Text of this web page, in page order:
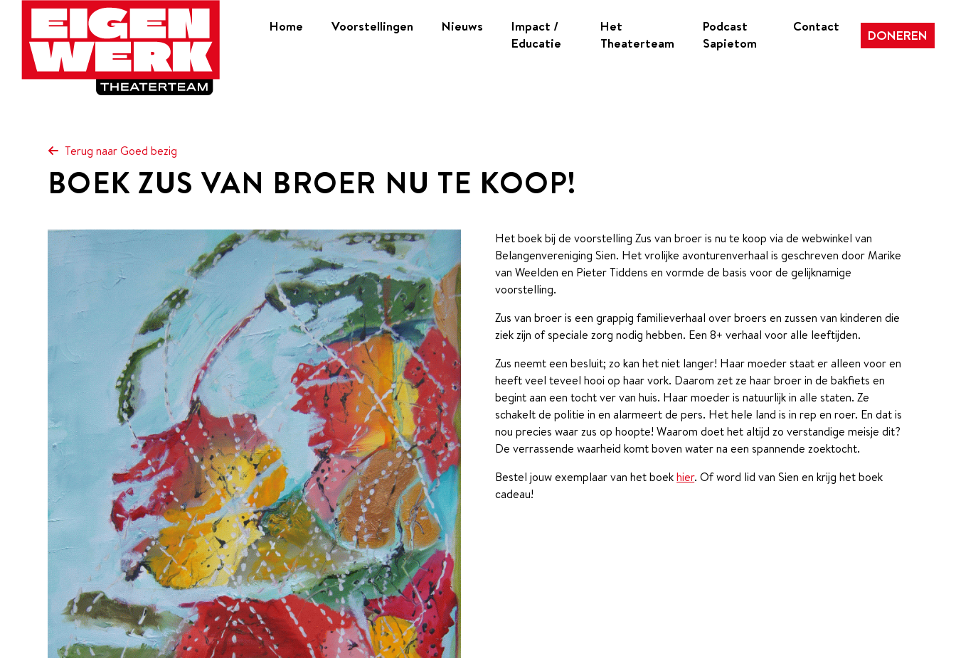
Home Voorstellingen Nieuws
Impact /
Educatie
Het
Theaterteam
Podcast
Sapietom
Contact
DONEREN
Terug naar Goed bezig
BOEK ZUS VAN BROER NU TE KOOP!
Het boek bij de voorstelling Zus van broer is nu te koop via de webwinkel van
Belangenvereniging Sien. Het vrolijke avonturenverhaal is geschreven door Marike
van Weelden en Pieter Tiddens en vormde de basis voor de gelijknamige
voorstelling.
Zus van broer is een grappig familieverhaal over broers en zussen van kinderen die
ziek zijn of speciale zorg nodig hebben. Een 8+ verhaal voor alle leeftijden.
Zus neemt een besluit; zo kan het niet langer! Haar moeder staat er alleen voor en
heeft veel teveel hooi op haar vork. Daarom zet ze haar broer in de bakfiets en
begint aan een tocht ver van huis. Haar moeder is natuurlijk in alle staten. Ze
schakelt de politie in en alarmeert de pers. Het hele land is in rep en roer. En dat is
nou precies waar zus op hoopte! Waarom doet het altijd zo verstandige meisje dit?
De verrassende waarheid komt boven water na een spannende zoektocht.
Bestel jouw exemplaar van het boekhier. Of word lid van Sien en krijg het boek
cadeau!